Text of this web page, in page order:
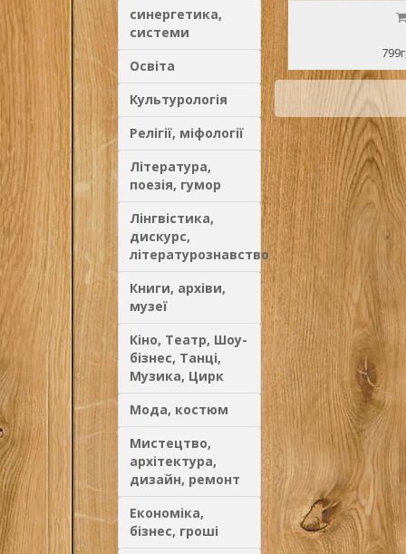
синергетика,
системи
Освіта
Культурологія
Релігії, міфології
Література,
поезія, гумор
Лінгвістика,
дискурс,
літературознавство
Книги, архіви,
музеї
Кіно, Театр, Шоу-
бізнес, Танці,
Музика, Цирк
Мода, костюм
Мистецтво,
архітектура,
дизайн, ремонт
Економіка,
бізнес, гроші